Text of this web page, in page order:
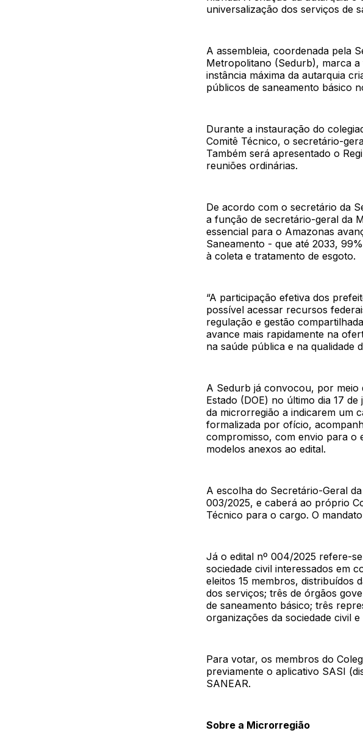
universalização dos serviços de
A assembleia, coordenada pela
Metropolitano (Sedurb), marca
instância máxima da autarquia
públicos de saneamento básico
Durante a instauração do
Comitê Técnico, o secretário-
Também será apresentado o
reuniões ordinárias.
De acordo com o secretário da
a função de secretário-geral da
essencial para o Amazonas
Saneamento - que até 2033,
à coleta e tratamento de esgoto.
“A participação efetiva dos
possível acessar recursos
regulação e gestão
avance mais rapidamente na
na saúde pública e na qualidade
A Sedurb já convocou, por meio
Estado (DOE) no último dia 17
da microrregião a indicarem um
formalizada por ofício,
compromisso, com envio para o
modelos anexos ao edital.
A escolha do Secretário-Geral
003/2025, e caberá ao próprio
Técnico para o cargo. O
Já o edital nº 004/2025 refere-
sociedade civil interessados em
eleitos 15 membros, distribuídos
dos serviços; três de órgãos
de saneamento básico; três
organizações da sociedade civil
Para votar, os membros do
previamente o aplicativo SASI
SANEAR.
Sobre a Microrregião